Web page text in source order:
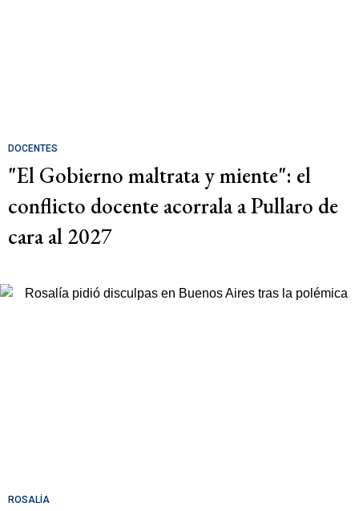
DOCENTES
"El Gobierno maltrata y miente": el
conflicto docente acorrala a Pullaro de
cara al 2027
ROSALÍA